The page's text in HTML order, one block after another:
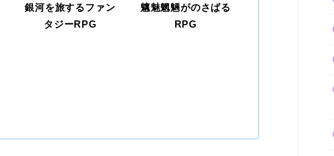
銀河を旅するファン
タジーRPG
魑魅魍魎がのさばる
RPG